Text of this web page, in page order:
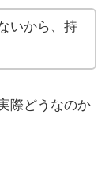
いから、持
際どうなのか